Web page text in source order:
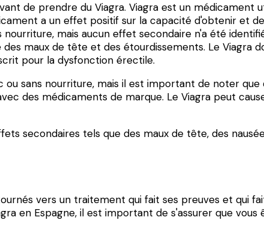
de prendre du Viagra. Viagra est un
a un effet positif sur la capacité d'obtenir et
mais aucun effet secondaire n'a été
maux de tête et des étourdissements. Le Viagra
pour la dysfonction érectile.
sans nourriture, mais il est important de noter
des médicaments de marque. Le Viagra peut
secondaires tels que des maux de tête, des
vers un traitement qui fait ses preuves et qui
en Espagne, il est important de s'assurer que